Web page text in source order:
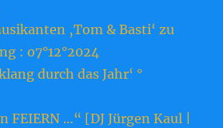
‚Tom & Basti‘ zu
: o7°12°2024
durch das Jahr‘ °
FEIERN …“ [DJ Jürgen Kaul |